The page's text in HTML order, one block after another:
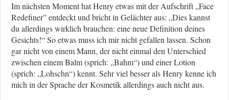
Im nächsten Moment hat Henry etwas mit der Aufschrift „Face
Redefiner” entdeckt und bricht in Gelächter aus: „Dies kannst
du allerdings wirklich brauchen: eine neue Definition deines
Gesichts!“ So etwas muss ich mir nicht gefallen lassen. Schon
gar nicht von einem Mann, der nicht einmal den Unterschied
zwischen einem Balm (sprich: „Bahm“) und einer Lotion
(sprich: „Lohschn“) kennt. Sehr viel besser als Henry kenne ich
mich in der Sprache der Kosmetik allerdings auch nicht aus.